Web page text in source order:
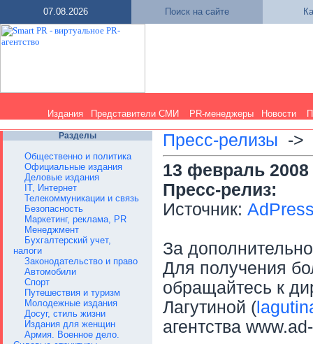
07.08.2026 Поиск на сайте
Издания Представители СМИ PR-менеджеры Новости
Разделы
Общественно и политика
Официальные издания
Деловые издания
IT, Интернет
Телекоммуникации и связь
Безопасность
Маркетинг, реклама, PR
Менеджмент
Бухгалтерский учет,
налоги
Законодательство и право
Автомобили
Спорт
Путешествия и туризм
Молодежные издания
Досуг, стиль жизни
Издания для женщин
Армия. Военное дело.
Пресс-релизы ->
13 февраль 2008
Пресс-релиз:
Источник:
За
Для получения
обращайтесь к
Лагутиной (
агентства